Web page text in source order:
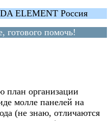
ELEMENT Россия
готового помочь!
организации
молле панелей на
(не знаю, отличаются